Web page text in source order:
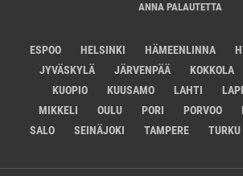
ANNA PALAUTETTA
ESPOO HELSINKI HÄMEENLINNA
JYVÄSKYLÄ
JÄRVENPÄÄ KOKKOLA
KUOPIO
KUUSAMO LAHTI
MIKKELI
OULU PORI PORVOO
SALO
SEINÄJOKI TAMPERE TURKU